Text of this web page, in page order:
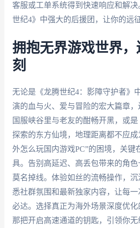
客服或工单系统得到快速响应和解
世纪4》中强大的后援团，让你的远
拥抱无界游戏世界，
刻
无论是《龙腾世纪4：影障守护者》
演的血与火、爱与冒险的宏大篇章，
国服峡谷里与老友的酣畅开黑，或
探索的东方仙境，地理距离都不应成
外怎么玩国内游戏PC”的困境，关键
具。告别高延迟、高丢包带来的角色
莫名掉线。体验如丝的流畅操作，
悉社群氛围和最新独家内容，让每
必达。选择真正为海外场景深度优
那把开启高速通道的钥匙，引领你